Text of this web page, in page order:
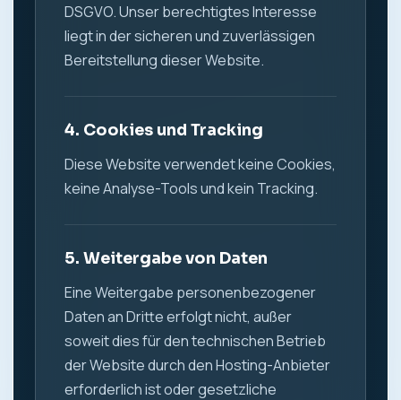
DSGVO. Unser berechtigtes Interesse
liegt in der sicheren und zuverlässigen
Bereitstellung dieser Website.
4. Cookies und Tracking
Diese Website verwendet keine Cookies,
keine Analyse-Tools und kein Tracking.
5. Weitergabe von Daten
Eine Weitergabe personenbezogener
Daten an Dritte erfolgt nicht, außer
soweit dies für den technischen Betrieb
der Website durch den Hosting-Anbieter
erforderlich ist oder gesetzliche